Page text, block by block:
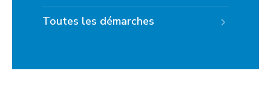
Toutes les démarches